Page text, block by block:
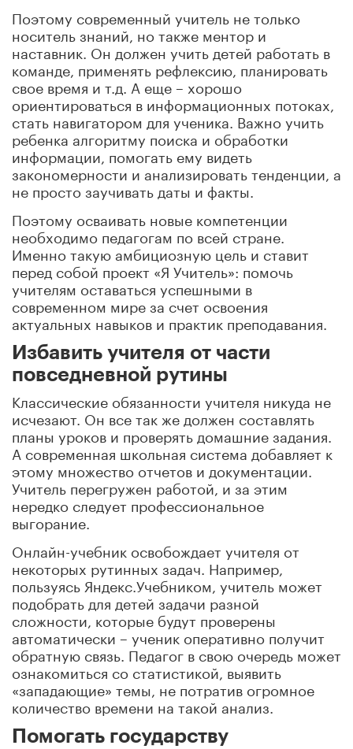
Поэтому современный учитель не только
носитель знаний, но также ментор и
наставник. Он должен учить детей работать в
команде, применять рефлексию, планировать
свое время и т.д. А еще – хорошо
ориентироваться в информационных потоках,
стать навигатором для ученика. Важно учить
ребенка алгоритму поиска и обработки
информации, помогать ему видеть
закономерности и анализировать тенденции, а
не просто заучивать даты и факты.
Поэтому осваивать новые компетенции
необходимо педагогам по всей стране.
Именно такую амбициозную цель и ставит
перед собой проект «Я Учитель»: помочь
учителям оставаться успешными в
современном мире за счет освоения
актуальных навыков и практик преподавания.
Избавить учителя от части
повседневной рутины
Классические обязанности учителя никуда не
исчезают. Он все так же должен составлять
планы уроков и проверять домашние задания.
А современная школьная система добавляет к
этому множество отчетов и документации.
Учитель перегружен работой, и за этим
нередко следует профессиональное
выгорание.
Онлайн-учебник освобождает учителя от
некоторых рутинных задач. Например,
пользуясь Яндекс.Учебником, учитель может
подобрать для детей задачи разной
сложности, которые будут проверены
автоматически – ученик оперативно получит
обратную связь. Педагог в свою очередь может
ознакомиться со статистикой, выявить
«западающие» темы, не потратив огромное
количество времени на такой анализ.
Помогать государству